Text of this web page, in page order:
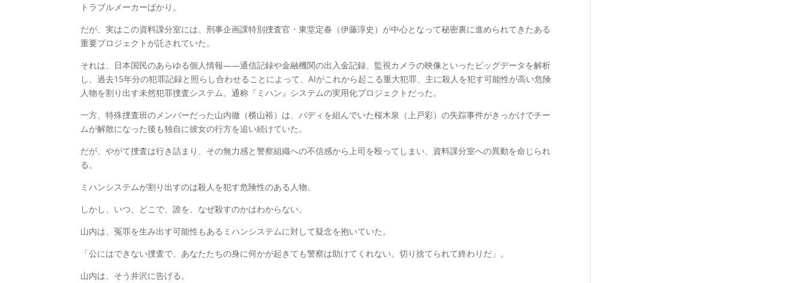
トラブルメーカーばかり。
だが、実はこの資料課分室には、刑事企画課特別捜査官・東堂定春（伊藤淳史）が中心となって秘密裏に進められてきたある
重要プロジェクトが託されていた。
それは、日本国民のあらゆる個人情報――通信記録や金融機関の出入金記録、監視カメラの映像といったビッグデータを解析
し、過去15年分の犯罪記録と照らし合わせることによって、AIがこれから起こる重大犯罪、主に殺人を犯す可能性が高い危険
人物を割り出す未然犯罪捜査システム、通称『ミハン』システムの実用化プロジェクトだった。
一方、特殊捜査班のメンバーだった山内徹（横山裕）は、バディを組んでいた桜木泉（上戸彩）の失踪事件がきっかけでチー
ムが解散になった後も独自に彼女の行方を追い続けていた。
だが、やがて捜査は行き詰まり、その無力感と警察組織への不信感から上司を殴ってしまい、資料課分室への異動を命じられ
る。
ミハンシステムが割り出すのは殺人を犯す危険性のある人物。
しかし、いつ、どこで、誰を、なぜ殺すのかはわからない。
山内は、冤罪を生み出す可能性もあるミハンシステムに対して疑念を抱いていた。
「公にはできない捜査で、あなたたちの身に何かが起きても警察は助けてくれない。切り捨てられて終わりだ」。
山内は、そう井沢に告げる。